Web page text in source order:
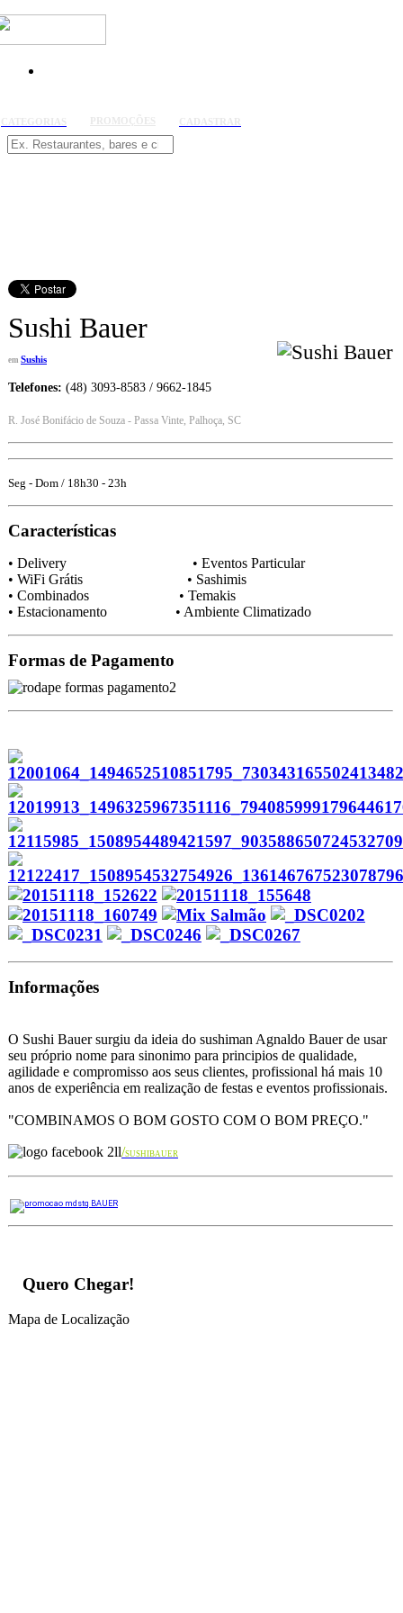
Sushi Bauer
em Sushis
Telefones: (48) 3093-8583 / 9662-1845
R. José Bonifácio de Souza - Passa Vinte, Palhoça, SC
Seg - Dom / 18h30 - 23h
Características
• Delivery • Eventos Particular
• WiFi Grátis • Sashimis
• Combinados • Temakis
• Estacionamento • Ambiente Climatizado
Formas de Pagamento
Informações
O Sushi Bauer surgiu da ideia do sushiman Agnaldo Bauer de usar
seu próprio nome para sinonimo para principios de qualidade,
agilidade e compromisso aos seus clientes, profissional há mais 10
anos de experiência em realização de festas e eventos profissionais.
"COMBINAMOS O BOM GOSTO COM O BOM PREÇO."
/SUSHIBAUER
Quero Chegar!
Mapa de Localização